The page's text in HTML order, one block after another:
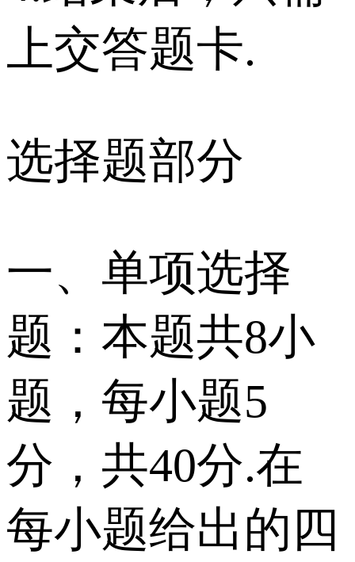
上交答题卡.
选择题部分
一、单项选择
题：本题共8小
题，每小题5
分，共40分.在
每小题给出的四